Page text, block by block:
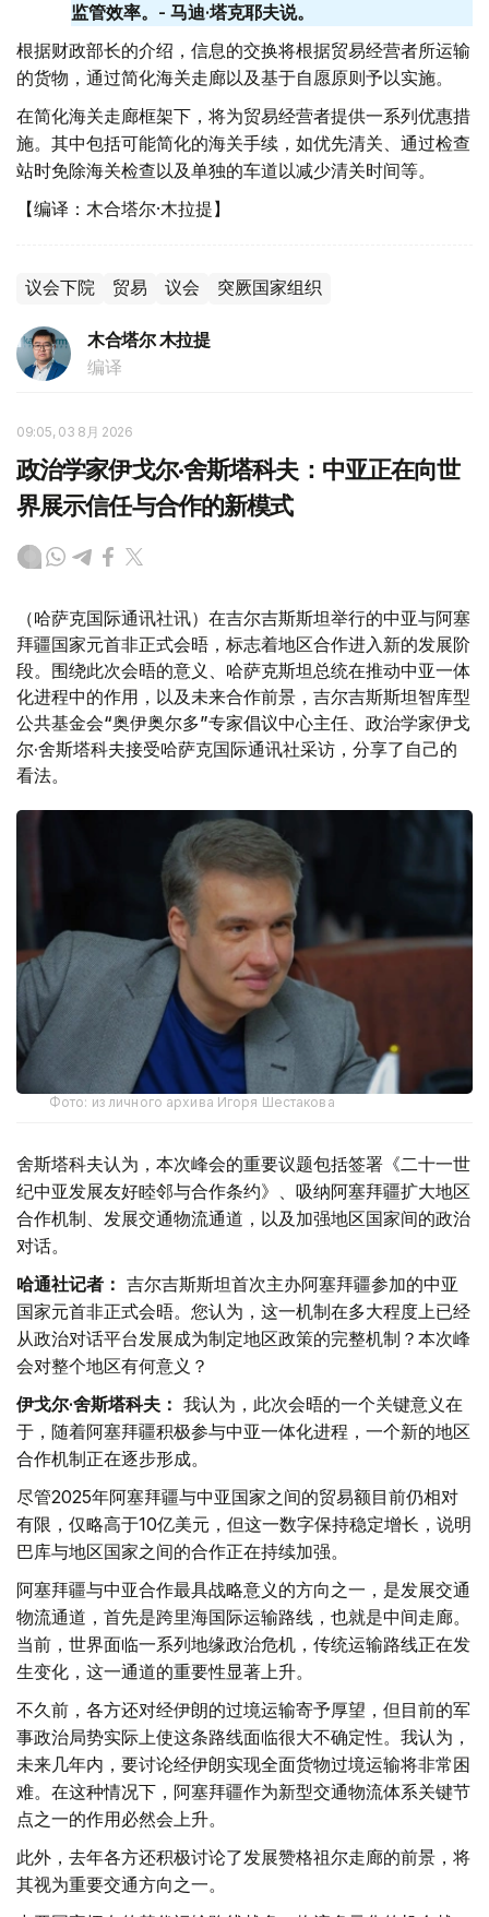
监管效率。- 马迪·塔克耶夫说。
根据财政部长的介绍，信息的交换将根据贸易经营者所运输
的货物，通过简化海关走廊以及基于自愿原则予以实施。
在简化海关走廊框架下，将为贸易经营者提供一系列优惠措
施。其中包括可能简化的海关手续，如优先清关、通过检查
站时免除海关检查以及单独的车道以减少清关时间等。
【编译：木合塔尔·木拉提】
议会下院 贸易 议会 突厥国家组织
木合塔尔 木拉提
编译
09:05, 03 8月 2026
政治学家伊戈尔·舍斯塔科夫：中亚正在向世
界展示信任与合作的新模式
（哈萨克国际通讯社讯）在吉尔吉斯斯坦举行的中亚与阿塞
拜疆国家元首非正式会晤，标志着地区合作进入新的发展阶
段。围绕此次会晤的意义、哈萨克斯坦总统在推动中亚一体
化进程中的作用，以及未来合作前景，吉尔吉斯斯坦智库型
公共基金会“奥伊奥尔多”专家倡议中心主任、政治学家伊戈
尔·舍斯塔科夫接受哈萨克国际通讯社采访，分享了自己的
看法。
Фото: из личного архива Игоря Шестакова
舍斯塔科夫认为，本次峰会的重要议题包括签署《二十一世
纪中亚发展友好睦邻与合作条约》、吸纳阿塞拜疆扩大地区
合作机制、发展交通物流通道，以及加强地区国家间的政治
对话。
哈通社记者： 吉尔吉斯斯坦首次主办阿塞拜疆参加的中亚
国家元首非正式会晤。您认为，这一机制在多大程度上已经
从政治对话平台发展成为制定地区政策的完整机制？本次峰
会对整个地区有何意义？
伊戈尔·舍斯塔科夫： 我认为，此次会晤的一个关键意义在
于，随着阿塞拜疆积极参与中亚一体化进程，一个新的地区
合作机制正在逐步形成。
尽管2025年阿塞拜疆与中亚国家之间的贸易额目前仍相对
有限，仅略高于10亿美元，但这一数字保持稳定增长，说明
巴库与地区国家之间的合作正在持续加强。
阿塞拜疆与中亚合作最具战略意义的方向之一，是发展交通
物流通道，首先是跨里海国际运输路线，也就是中间走廊。
当前，世界面临一系列地缘政治危机，传统运输路线正在发
生变化，这一通道的重要性显著上升。
不久前，各方还对经伊朗的过境运输寄予厚望，但目前的军
事政治局势实际上使这条路线面临很大不确定性。我认为，
未来几年内，要讨论经伊朗实现全面货物过境运输将非常困
难。在这种情况下，阿塞拜疆作为新型交通物流体系关键节
点之一的作用必然会上升。
此外，去年各方还积极讨论了发展赞格祖尔走廊的前景，将
其视为重要交通方向之一。